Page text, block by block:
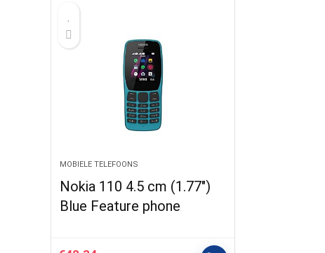
MOBIELE TELEFOONS
Nokia 110 4.5 cm (1.77″)
Blue Feature phone